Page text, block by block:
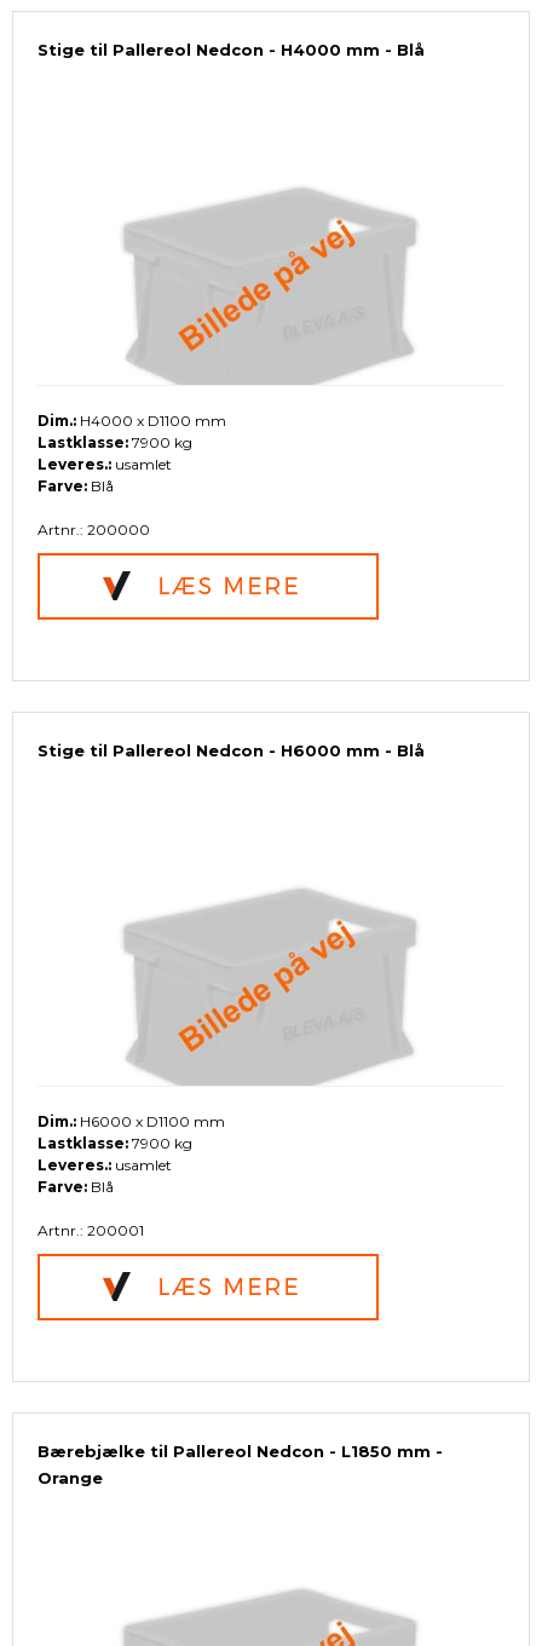
Stige til Pallereol Nedcon - H4000 mm - Blå
Dim.: H4000 x D1100 mm
Lastklasse: 7900 kg
Leveres.: usamlet
Farve: Blå
Artnr.: 200000
Stige til Pallereol Nedcon - H6000 mm - Blå
Dim.: H6000 x D1100 mm
Lastklasse: 7900 kg
Leveres.: usamlet
Farve: Blå
Artnr.: 200001
Bærebjælke til Pallereol Nedcon - L1850 mm -
Orange